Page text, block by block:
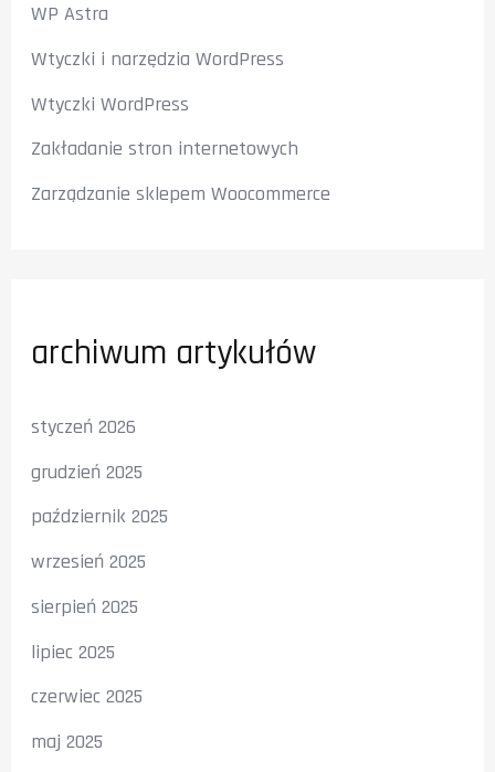
WP Astra
Wtyczki i narzędzia WordPress
Wtyczki WordPress
Zakładanie stron internetowych
Zarządzanie sklepem Woocommerce
archiwum artykułów
styczeń 2026
grudzień 2025
październik 2025
wrzesień 2025
sierpień 2025
lipiec 2025
czerwiec 2025
maj 2025